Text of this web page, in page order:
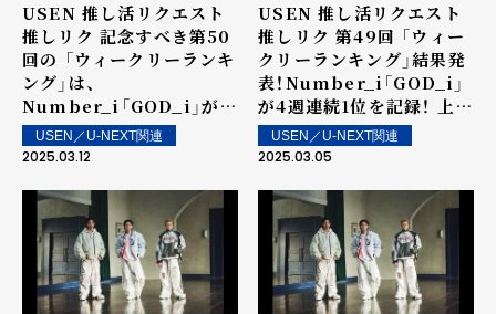
USEN 推し活リクエスト
推しリク 記念すべき第50
回の 「ウィークリーランキ
ング」は、
Number_i「GOD_i」が5
週連続1位を記録！ 上位ラ
ンクイン楽曲は街中・店内
USEN／U-NEXT関連
2025.03.12
USEN 推し活リクエスト
推しリク 第49回 「ウィー
クリーランキング」結果発
表！Number_i「GOD_i」
が4週連続1位を記録！ 上位
ランクイン楽曲は街中・店
内で配信！
USEN／U-NEXT関連
2025.03.05